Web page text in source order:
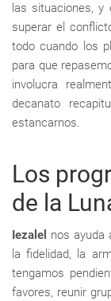
las situaciones, y
superar el
todo cuando los
para que
involucra
decanato
estancarnos.
Los
de la
Iezalel nos ayuda
la fidelidad, la
tengamos
favores, reunir